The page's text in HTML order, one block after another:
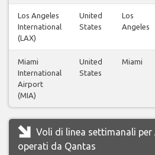
Los Angeles
International
(LAX)
United
States
Los
Angeles
Miami
International
Airport
(MIA)
United
States
Miami
Voli di linea settimanali
operati da Qantas